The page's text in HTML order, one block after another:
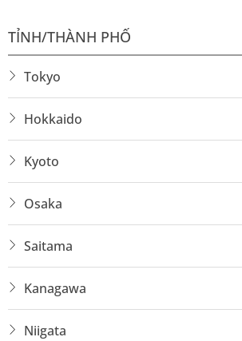
TỈNH/THÀNH PHỐ
Tokyo
Hokkaido
Kyoto
Osaka
Saitama
Kanagawa
Niigata